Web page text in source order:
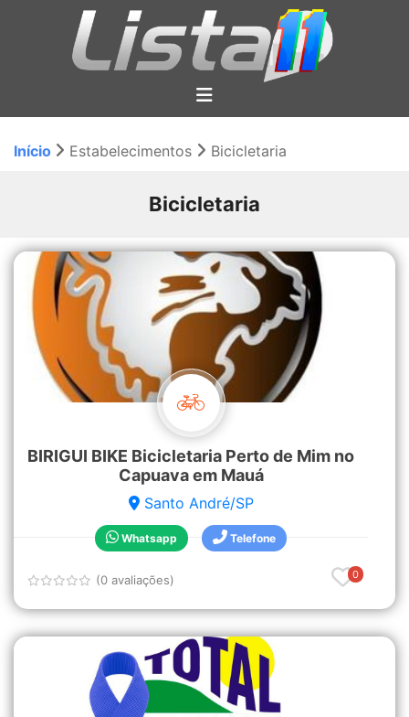
Início Estabelecimentos Bicicletaria
Bicicletaria
BIRIGUI BIKE Bicicletaria Perto de Mim no
Capuava em Mauá
Santo André/SP
Whatsapp Telefone
(0 avaliações) 0